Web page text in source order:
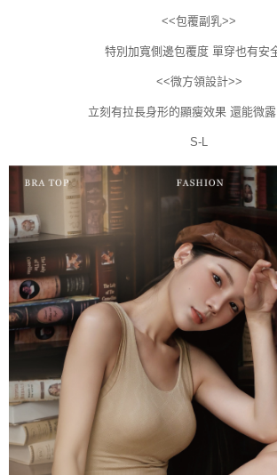
<<包覆副乳>>
特別加寬側邊包覆度 單穿也有安
<<微方領設計>>
立刻有拉長身形的顯瘦效果 還能微
S-L